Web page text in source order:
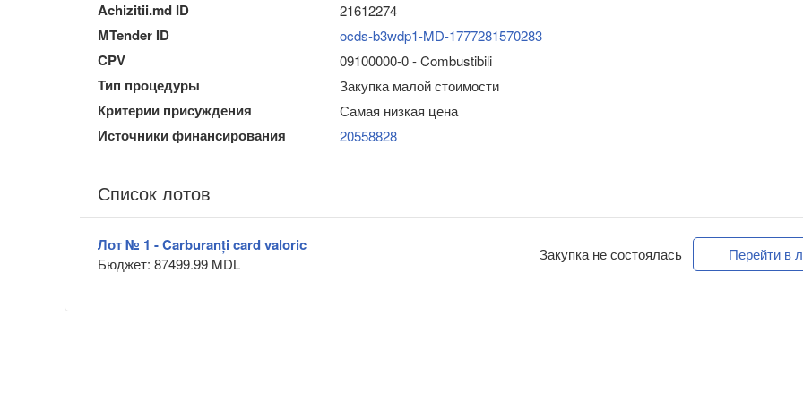
Achizitii.md ID 21612274
MTender ID ocds-b3wdp1-MD-1777281570283
CPV 09100000-0 - Combustibili
Тип процедуры Закупка малой стоимости
Критерии присуждения Самая низкая цена
Источники финансирования 20558828
Список лотов
Лот № 1 - Carburanți card valoric
Бюджет: 87499.99 MDL
Закупка не состоялась Перейти в